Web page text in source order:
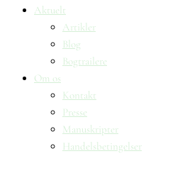
Aktuelt
Artikler
Blog
Bogtrailere
Om os
Kontakt
Presse
Manuskripter
Handelsbetingelser